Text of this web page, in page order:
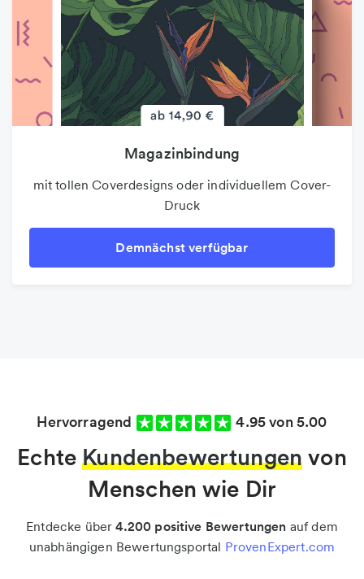
Magazinbindung
mit tollen Coverdesigns oder individuellem Cover-
Druck
Demnächst verfügbar
Hervorragend 4.95 von 5.00
EchteKundenbewertungenvon
Menschen wie Dir
Entdecke über4.200 positive Bewertungen auf dem
unabhängigen Bewertungsportal ProvenExpert.com